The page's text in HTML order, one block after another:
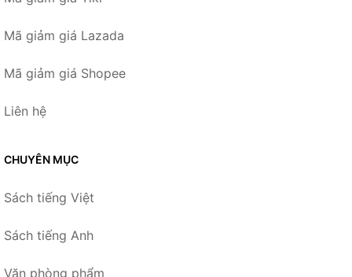
Mã giảm giá Lazada
Mã giảm giá Shopee
Liên hệ
CHUYÊN MỤC
Sách tiếng Việt
Sách tiếng Anh
Văn phòng phẩm